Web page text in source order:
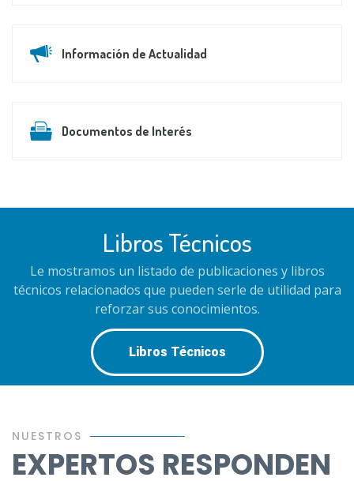
Información de Actualidad
Documentos de Interés
Libros Técnicos
Le mostramos un listado de publicaciones y libros
técnicos relacionados que pueden serle de utilidad para
reforzar sus conocimientos.
Libros Técnicos
NUESTROS
EXPERTOS RESPONDEN